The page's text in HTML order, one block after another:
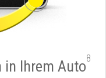
Ihrem Auto8